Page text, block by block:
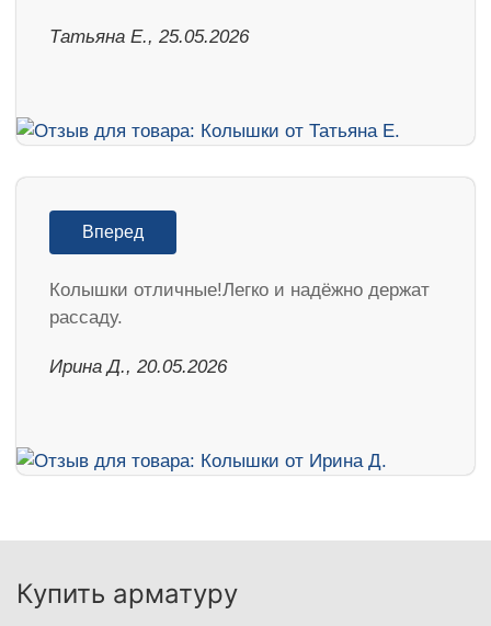
Татьяна Е., 25.05.2026
Вперед
Колышки отличные!Легко и надёжно держат
рассаду.
Ирина Д., 20.05.2026
Купить арматуру